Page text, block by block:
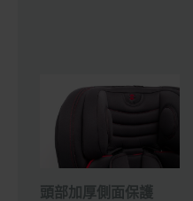
頭部加厚側面保護